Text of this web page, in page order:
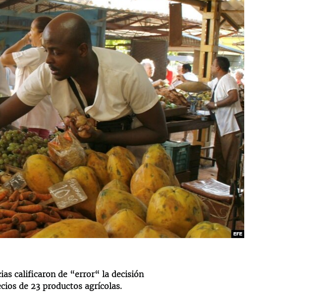
calificaron de “error“ la decisión
de 23 productos agrícolas.